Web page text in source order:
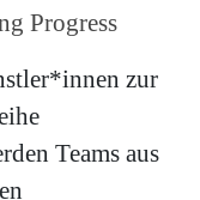
Progress
zur
Teams aus